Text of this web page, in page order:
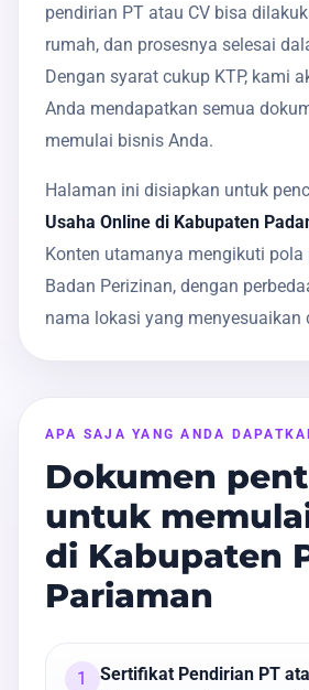
pendirian PT atau CV bisa
rumah, dan prosesnya selesai
Dengan syarat cukup KTP, kami
Anda mendapatkan semua
memulai bisnis Anda.
Halaman ini disiapkan untuk
Usaha Online di Kabupaten
Konten utamanya mengikuti pola
Badan Perizinan, dengan
nama lokasi yang menyesuaikan
APA SAJA YANG ANDA
Dokumen
untuk
di Kabupaten
Pariaman
1 Sertifikat Pendirian PT